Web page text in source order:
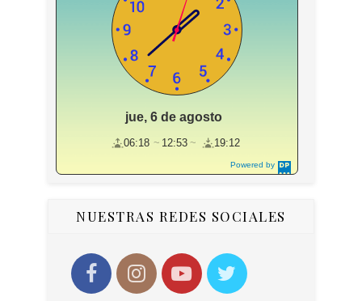
Powered by
DaysPedia.c
jue, 6 de agosto
06:18 12:53 19:12
NUESTRAS REDES SOCIALES